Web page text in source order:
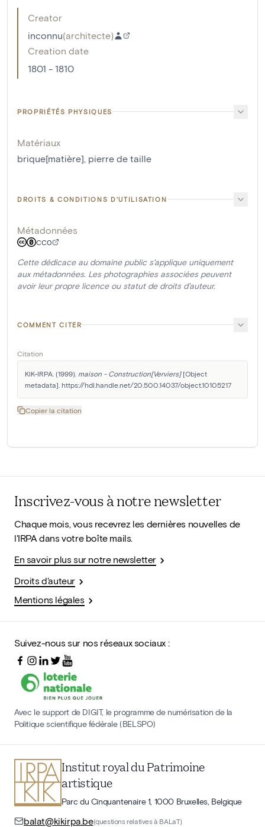
Creator
inconnu(architecte)
Creation date
1801 - 1810
PROPRIÉTÉS PHYSIQUES
Matériaux
brique[matière], pierre de taille
DROITS & CONDITIONS D'UTILISATION
Métadonnées
CC0
Cette dédicace au domaine public s'applique uniquement
aux métadonnées. Les photographies associées peuvent
avoir leur propre licence ou statut de droits d'auteur.
COMMENT CITER
Citation
KIK-IRPA. (1999). maison - Construction[Verviers] [Object
metadata]. https://hdl.handle.net/20.500.14037/object.10105217
Copier la citation
Inscrivez-vous à notre newsletter
Chaque mois, vous recevrez les dernières nouvelles de
l'IRPA dans votre boîte mails.
En savoir plus sur notre newsletter
Droits d'auteur
Mentions légales
Suivez-nous sur nos réseaux sociaux :
Avec le support de DIGIT, le programme de numérisation de la
Politique scientifique fédérale (BELSPO)
Institut royal du Patrimoine
artistique
Parc du Cinquantenaire 1, 1000 Bruxelles, Belgique
balat@kikirpa.be(questions relatives à BALaT)